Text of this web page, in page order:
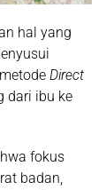
hal yang
Direct
dari ibu ke
fokus
badan,